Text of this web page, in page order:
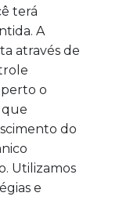
terá
A
através de
o
que
do
Utilizamos
e